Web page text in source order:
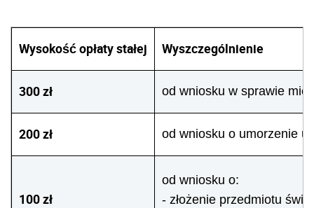
Wysokość opłaty stałej Wyszczególnienie
300 zł od wniosku w sprawie
200 zł od wniosku o umorzenie
100 zł
od wniosku o:
- złożenie przedmiotu